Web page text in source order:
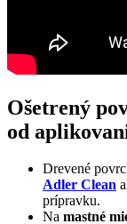
Ošetrený
od
Drevené
Adler Clean
prípravku.
Na mastné